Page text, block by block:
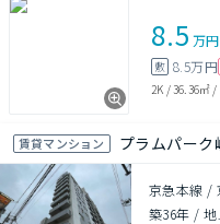
8.5 万円
敷 8.5万円
2K /36.36㎡ /
賃貸マンション プラムパーク
京急本線 /
築36年 /